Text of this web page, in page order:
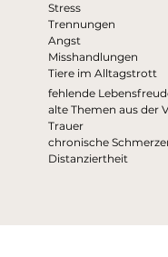
Stress
Trennungen
Angst
Misshandlungen
Tiere im Alltagstrott
fehlende
alte Themen aus der
Trauer
chronische
Distanziertheit